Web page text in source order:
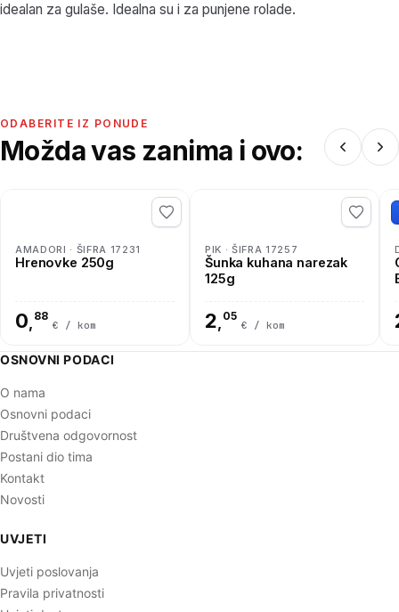
idealan za gulaše. Idealna su i za punjene rolade.
ODABERITE IZ PONUDE
Možda vas zanima i ovo:
AMADORI · ŠIFRA 17231
Hrenovke 250g
0, 88
€ / kom
PIK · ŠIFRA 17257
Šunka kuhana narezak
125g
2, 05
€ / kom
OSNOVNI PODACI
O nama
Osnovni podaci
Društvena odgovornost
Postani dio tima
Kontakt
Novosti
UVJETI
Uvjeti poslovanja
Pravila privatnosti